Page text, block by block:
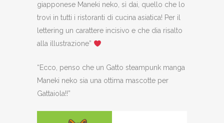
giapponese Maneki neko, sì dai, quello che lo
trovi in tutti i ristoranti di cucina asiatica! Per il
lettering un carattere incisivo e che dia risalto
alla illustrazione”
“Ecco, penso che un Gatto steampunk manga
Maneki neko sia una ottima mascotte per
Gattaiola!!”